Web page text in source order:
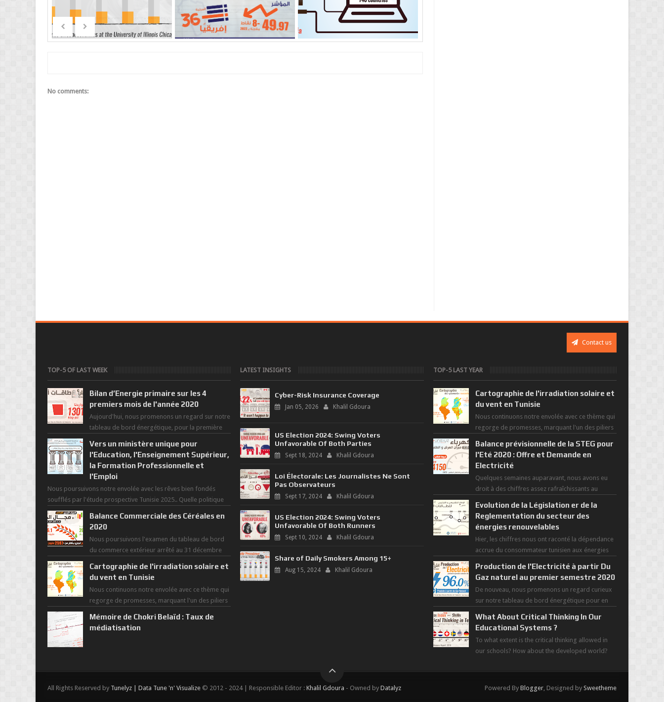
No comments:
Contact us
TOP-5 OF LAST WEEK
Bilan d’Energie primaire sur les 4
premiers mois de l'année 2020
Aujourd'hui, nous promenons un regard sur notre
tableau de bord énergétique, pour la première
Vers un ministère unique pour
l'Education, l'Enseignement Supérieur,
la Formation Professionnelle et
l'Emploi
Nous poursuivons notre envolée avec les rêves bien fondés
soufflés par l'étude prospective Tunisie 2025.. Quelle politique
pour l...
Balance Commerciale des Céréales en
2020
Nous poursuivons l'examen du tableau de bord
du commerce extérieur arrêté au 31 décembre
man...
Cartographie de l'irradiation solaire et
du vent en Tunisie
Nous continuons notre envolée avec ce thème qui
regorge de promesses, marquant l'un des piliers
Mémoire de Chokri Belaïd : Taux de
médiatisation
LATEST INSIGHTS
Cyber-Risk Insurance Coverage
Jan 05, 2026 Khalil Gdoura
US Election 2024: Swing Voters
Unfavorable Of Both Parties
Sept 18, 2024 Khalil Gdoura
Loi Électorale: Les Journalistes Ne Sont
Pas Observateurs
Sept 17, 2024 Khalil Gdoura
US Election 2024: Swing Voters
Unfavorable Of Both Runners
Sept 10, 2024 Khalil Gdoura
Share of Daily Smokers Among 15+
Aug 15, 2024 Khalil Gdoura
TOP-5 LAST YEAR
Cartographie de l'irradiation solaire et
du vent en Tunisie
Nous continuons notre envolée avec ce thème qui
regorge de promesses, marquant l'un des piliers
Balance prévisionnelle de la STEG pour
l'Eté 2020 : Offre et Demande en
Electricité
Quelques semaines auparavant, nous avons eu
droit à des chiffres assez rafraîchissants au
Evolution de la Législation er de la
Reglementation du secteur des
énergies renouvelables
Hier, les chiffres nous ont raconté la dépendance
accrue du consommateur tunisien aux énergies
Production de l'Electricité à partir Du
Gaz naturel au premier semestre 2020
De nouveau, nous promenons un regard curieux
sur notre tableau de bord énergétique pour en
What About Critical Thinking In Our
Educational Systems ?
To what extent is the critical thinking allowed in
our schools? How about the developed world?
All Rights Reserved by Tunelyz | Data Tune 'n' Visualize © 2012 - 2024 | Responsible Editor : Khalil Gdoura - Owned by Datalyz Powered By Blogger , Designed by Sweetheme